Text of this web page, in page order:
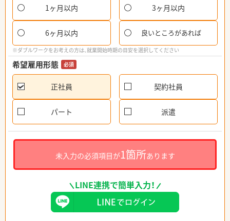
1ヶ月以内 3ヶ月以内
6ヶ月以内 良いところがあれば
※ダブルワークをお考えの方は、就業開始時期の目安を選択してください
希望雇用形態 必須
正社員 契約社員
パート 派遣
未入力の必須項目が1箇所あります
LINE連携で簡単入力！